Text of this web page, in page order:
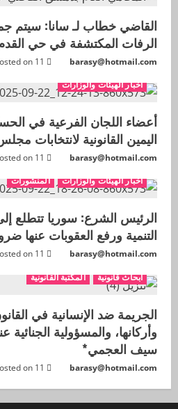
القاضي خطاب لـ سانا: سيتم
الرفات المكتشفة في حي
barasy@hotmail.com
اخبار الهيئات والوزارات
أعضاء اللجان الفرعية في
اليمين القانونية لانتخابات
barasy@hotmail.com
اخبار الهيئات والوزارات
المنشورات
الرئيس الشرع: سوريا تتطلع
التنمية ورفع العقوبات عنها
barasy@hotmail.com
ابحاث قانونية
المكتبة القانونية
الجريمة ضد الإنسانية في
وأركانها، والمسؤولية
سيف العجمي*
barasy@hotmail.com